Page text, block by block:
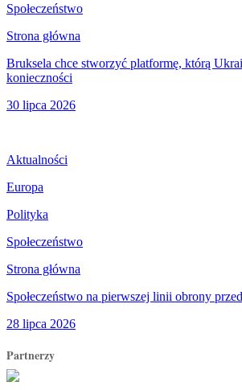
Społeczeństwo
Strona główna
Bruksela chce stworzyć platformę, którą
konieczności
30 lipca 2026
Aktualności
Europa
Polityka
Społeczeństwo
Strona główna
Społeczeństwo na pierwszej linii obrony
28 lipca 2026
Partnerzy